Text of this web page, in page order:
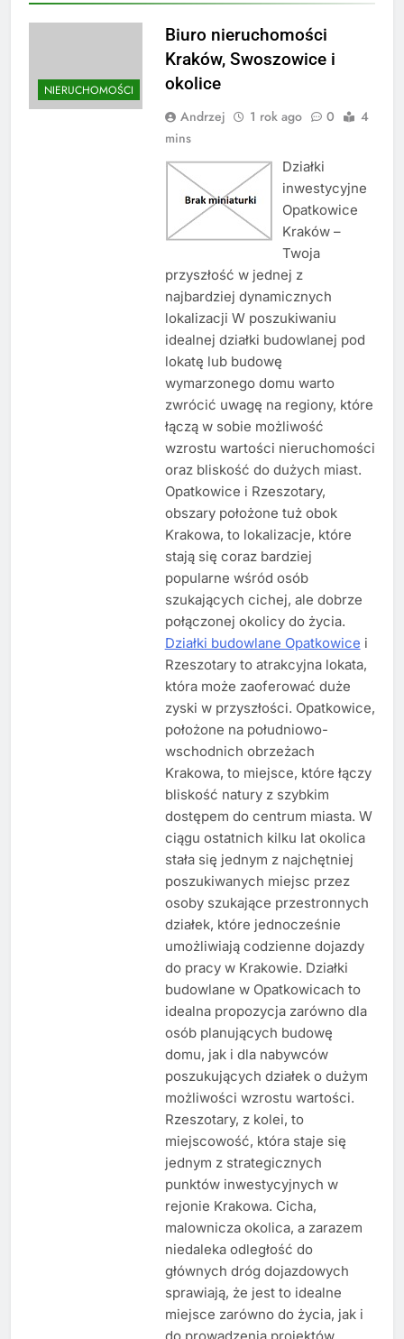
NIERUCHOMOŚCI
Biuro nieruchomości
Kraków, Swoszowice i
okolice
Andrzej 1 rok ago 0
4
mins
Działki
inwestycyjne
Opatkowice
Kraków –
Twoja
przyszłość w jednej z
najbardziej dynamicznych
lokalizacji W poszukiwaniu
idealnej działki budowlanej pod
lokatę lub budowę
wymarzonego domu warto
zwrócić uwagę na regiony, które
łączą w sobie możliwość
wzrostu wartości nieruchomości
oraz bliskość do dużych miast.
Opatkowice i Rzeszotary,
obszary położone tuż obok
Krakowa, to lokalizacje, które
stają się coraz bardziej
popularne wśród osób
szukających cichej, ale dobrze
połączonej okolicy do życia.
Działki budowlane Opatkowice i
Rzeszotary to atrakcyjna lokata,
która może zaoferować duże
zyski w przyszłości. Opatkowice,
położone na południowo-
wschodnich obrzeżach
Krakowa, to miejsce, które łączy
bliskość natury z szybkim
dostępem do centrum miasta. W
ciągu ostatnich kilku lat okolica
stała się jednym z najchętniej
poszukiwanych miejsc przez
osoby szukające przestronnych
działek, które jednocześnie
umożliwiają codzienne dojazdy
do pracy w Krakowie. Działki
budowlane w Opatkowicach to
idealna propozycja zarówno dla
osób planujących budowę
domu, jak i dla nabywców
poszukujących działek o dużym
możliwości wzrostu wartości.
Rzeszotary, z kolei, to
miejscowość, która staje się
jednym z strategicznych
punktów inwestycyjnych w
rejonie Krakowa. Cicha,
malownicza okolica, a zarazem
niedaleka odległość do
głównych dróg dojazdowych
sprawiają, że jest to idealne
miejsce zarówno do życia, jak i